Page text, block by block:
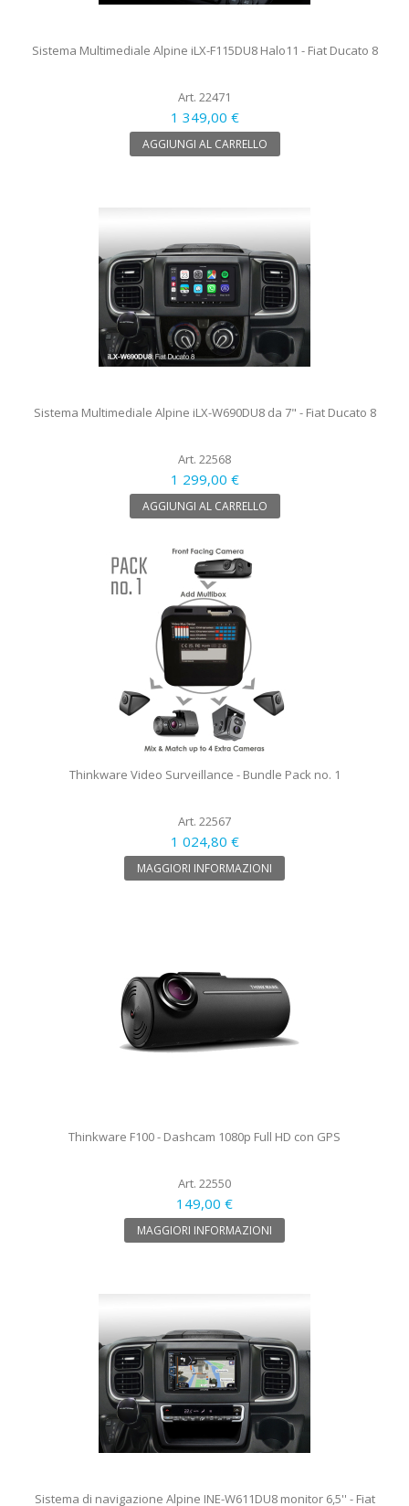
Sistema Multimediale Alpine iLX-F115DU8 Halo11 - Fiat Ducato 8
Art. 22471
1 349,00 €
AGGIUNGI AL CARRELLO
Sistema Multimediale Alpine iLX-W690DU8 da 7" - Fiat Ducato 8
Art. 22568
1 299,00 €
AGGIUNGI AL CARRELLO
Thinkware Video Surveillance - Bundle Pack no. 1
Art. 22567
1 024,80 €
MAGGIORI INFORMAZIONI
Thinkware F100 - Dashcam 1080p Full HD con GPS
Art. 22550
149,00 €
MAGGIORI INFORMAZIONI
Sistema di navigazione Alpine INE-W611DU8 monitor 6,5'' - Fiat